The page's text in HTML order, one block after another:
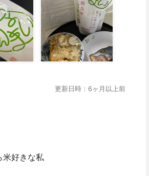
更新日時：6ヶ月以上前
米好きな私